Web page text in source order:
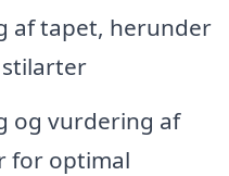
af tapet, herunder
og vurdering af
for optimal